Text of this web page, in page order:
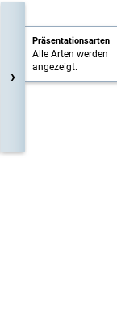
›
Präsentationsarten
Alle Arten werden
angezeigt.